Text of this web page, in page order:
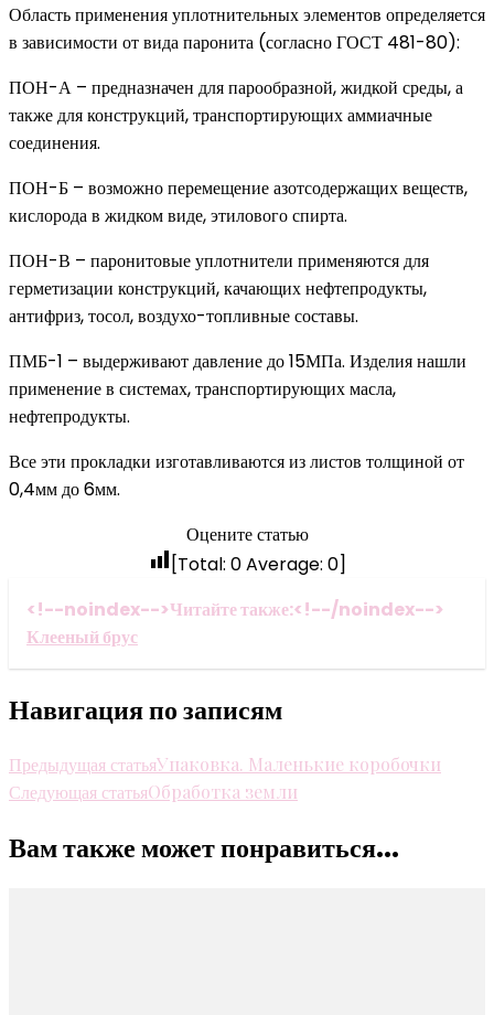
Область применения уплотнительных элементов определяется
в зависимости от вида паронита (согласно ГОСТ 481-80):
ПОН-А – предназначен для парообразной, жидкой среды, а
также для конструкций, транспортирующих аммиачные
соединения.
ПОН-Б – возможно перемещение азотсодержащих веществ,
кислорода в жидком виде, этилового спирта.
ПОН-В – паронитовые уплотнители применяются для
герметизации конструкций, качающих нефтепродукты,
антифриз, тосол, воздухо-топливные составы.
ПМБ-1 – выдерживают давление до 15МПа. Изделия нашли
применение в системах, транспортирующих масла,
нефтепродукты.
Все эти прокладки изготавливаются из листов толщиной от
0,4мм до 6мм.
Оцените статью
[Total: 0Average: 0]
<!--noindex-->Читайте также:<!--/noindex-->
Клееный брус
Навигация по записям
Предыдущая статьяУпаковка. Маленькие коробочки
Следующая статьяОбработка земли
Вам также может понравиться...